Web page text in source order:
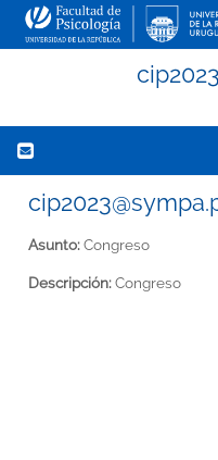
Asunto:Congreso
Descripción:Congreso